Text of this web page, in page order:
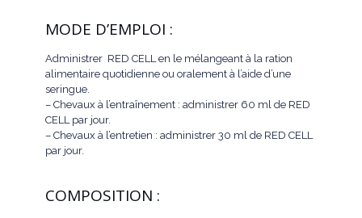
MODE D’EMPLOI :
Administrer RED CELL en le mélangeant à la ration
alimentaire quotidienne ou oralement à l’aide d’une
seringue.
– Chevaux à l’entraînement : administrer 60 ml de RED
CELL par jour.
– Chevaux à l’entretien : administrer 30 ml de RED CELL
par jour.
COMPOSITION :